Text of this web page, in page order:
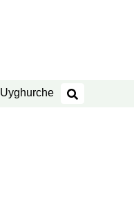
Uyghurche
издәш